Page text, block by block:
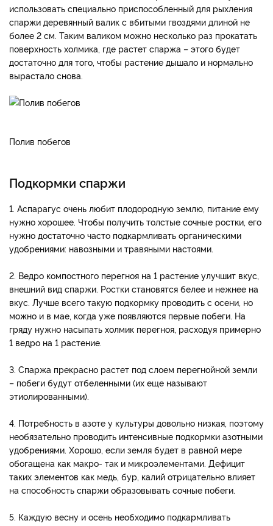
использовать специально приспособленный для рыхления
спаржи деревянный валик с вбитыми гвоздями длиной не
более 2 см. Таким валиком можно несколько раз прокатать
поверхность холмика, где растет спаржа – этого будет
достаточно для того, чтобы растение дышало и нормально
вырастало снова.
Полив побегов
Подкормки спаржи
1. Аспарагус очень любит плодородную землю, питание ему
нужно хорошее. Чтобы получить толстые сочные ростки, его
нужно достаточно часто подкармливать органическими
удобрениями: навозными и травяными настоями.
2. Ведро компостного перегноя на 1 растение улучшит вкус,
внешний вид спаржи. Ростки становятся белее и нежнее на
вкус. Лучше всего такую подкормку проводить с осени, но
можно и в мае, когда уже появляются первые побеги. На
гряду нужно насыпать холмик перегноя, расходуя примерно
1 ведро на 1 растение.
3. Спаржа прекрасно растет под слоем перегнойной земли
– побеги будут отбеленными (их еще называют
этиолированными).
4. Потребность в азоте у культуры довольно низкая, поэтому
необязательно проводить интенсивные подкормки азотными
удобрениями. Хорошо, если земля будет в равной мере
обогащена как макро- так и микроэлементами. Дефицит
таких элементов как медь, бур, калий отрицательно влияет
на способность спаржи образовывать сочные побеги.
5. Каждую весну и осень необходимо подкармливать